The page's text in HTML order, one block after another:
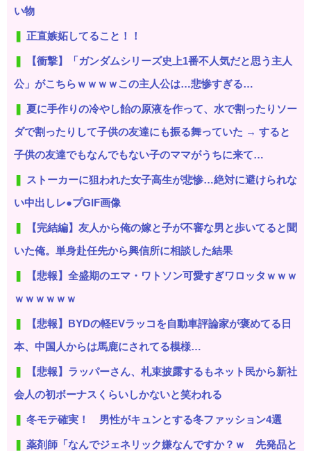
い物
正直嫉妬してること！！
【衝撃】「ガンダムシリーズ史上1番不人気だと思う主人
公」がこちらｗｗｗｗこの主人公は…悲惨すぎる…
夏に手作りの冷やし飴の原液を作って、水で割ったりソー
ダで割ったりして子供の友達にも振る舞っていた → すると
子供の友達でもなんでもない子のママがうちに来て…
ストーカーに狙われた女子高生が悲惨…絶対に避けられな
い中出しレ●プGIF画像
【完結編】友人から俺の嫁と子が不審な男と歩いてると聞
いた俺。単身赴任先から興信所に相談した結果
【悲報】全盛期のエマ・ワトソン可愛すぎワロッタｗｗｗ
ｗｗｗｗｗｗ
【悲報】BYDの軽EVラッコを自動車評論家が褒めてる日
本、中国人からは馬鹿にされてる模様…
【悲報】ラッパーさん、札束披露するもネット民から新社
会人の初ボーナスくらいしかないと笑われる
冬モテ確実！ 男性がキュンとする冬ファッション4選
薬剤師「なんでジェネリック嫌なんですか？ｗ 先発品と